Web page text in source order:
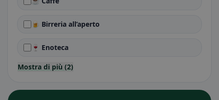
🍺 Birreria all’aperto
🍷 Enoteca
Mostra di più (2)